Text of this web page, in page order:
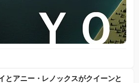
とアニー・レノックスがクイーンと